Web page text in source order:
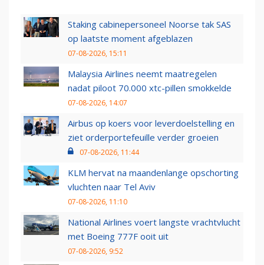
Staking cabinepersoneel Noorse tak SAS
op laatste moment afgeblazen
07-08-2026, 15:11
Malaysia Airlines neemt maatregelen
nadat piloot 70.000 xtc-pillen smokkelde
07-08-2026, 14:07
Airbus op koers voor leverdoelstelling en
ziet orderportefeuille verder groeien
07-08-2026, 11:44
KLM hervat na maandenlange opschorting
vluchten naar Tel Aviv
07-08-2026, 11:10
National Airlines voert langste vrachtvlucht
met Boeing 777F ooit uit
07-08-2026, 9:52